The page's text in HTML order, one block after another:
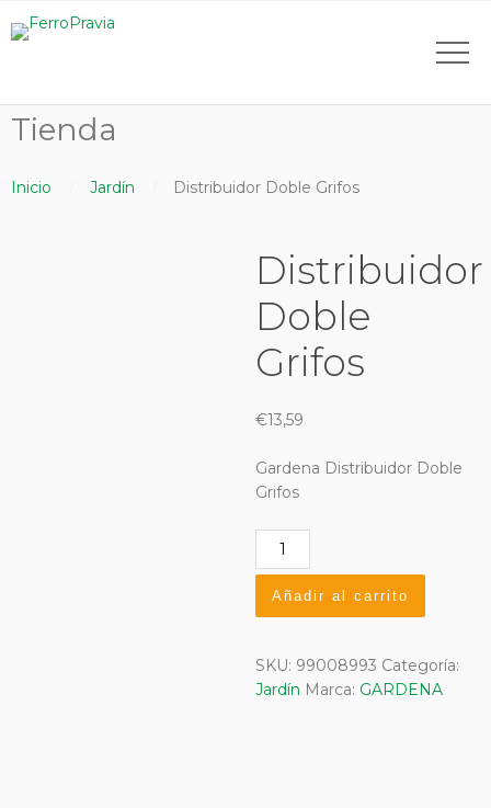
Tienda
Inicio Jardín Distribuidor Doble Grifos
Distribuidor
Doble
Grifos
€13,59
Gardena Distribuidor Doble
Grifos
Distribuidor
Doble
Grifos
cantidad
Añadir al carrito
SKU: 99008993 Categoría:
Jardín Marca: GARDENA